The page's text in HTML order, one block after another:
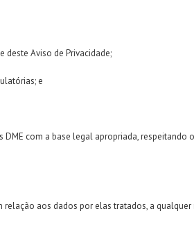
deste Aviso de Privacidade;
e
com a base legal apropriada,
relação aos dados por elas tratados, a